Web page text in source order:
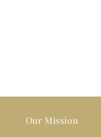
Our Mission